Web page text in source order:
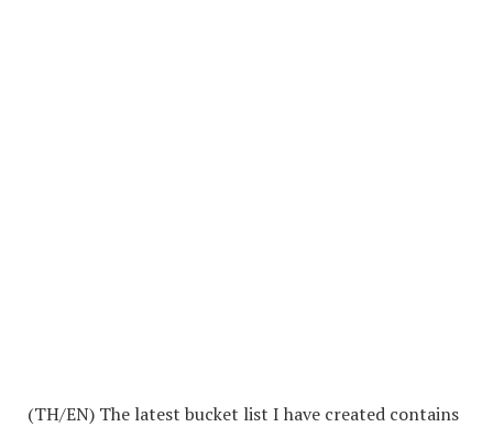
(TH/EN) The latest bucket list I have created contains